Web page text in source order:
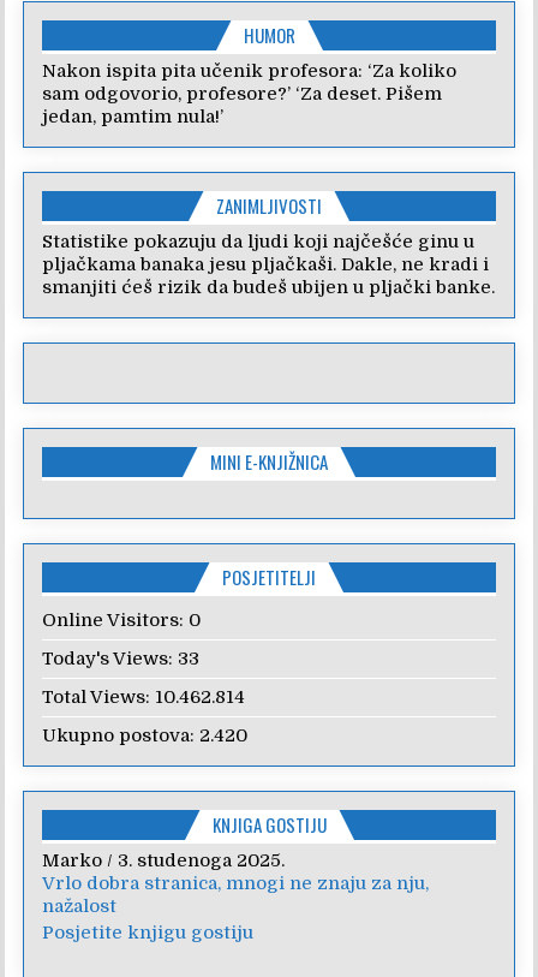
HUMOR
Nakon ispita pita učenik profesora: ‘Za koliko
sam odgovorio, profesore?’ ‘Za deset. Pišem
jedan, pamtim nula!’
ZANIMLJIVOSTI
Statistike pokazuju da ljudi koji najčešće ginu u
pljačkama banaka jesu pljačkaši. Dakle, ne kradi i
smanjiti ćeš rizik da budeš ubijen u pljački banke.
MINI E-KNJIŽNICA
POSJETITELJI
Online Visitors: 0
Today's Views: 33
Total Views: 10.462.814
Ukupno postova: 2.420
KNJIGA GOSTIJU
Marko / 3. studenoga 2025.
Vrlo dobra stranica, mnogi ne znaju za nju,
nažalost
Anica/7. veljače 2024.
Poštovanje, draga kolegice! Hvala Vam na
nesebičnom radu i promoviranju...
Posjetite knjigu gostiju